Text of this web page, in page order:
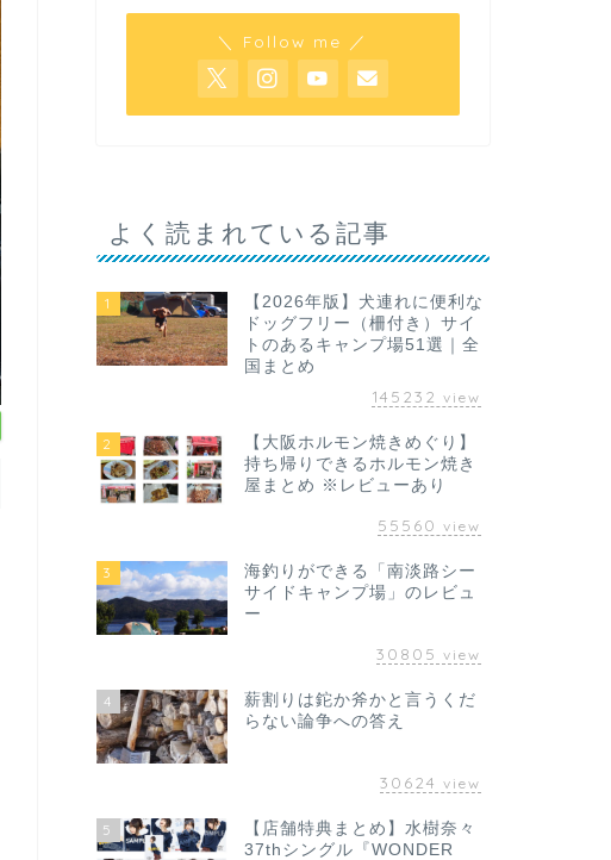
＼ Follow me ／
よく読まれている記事
1
【2026年版】犬連れに便利な
ドッグフリー（柵付き）サイ
トのあるキャンプ場51選｜全
国まとめ
145232 view
2
【大阪ホルモン焼きめぐり】
持ち帰りできるホルモン焼き
屋まとめ ※レビューあり
55560 view
3
海釣りができる「南淡路シー
サイドキャンプ場」のレビュ
ー
30805 view
4
薪割りは鉈か斧かと言うくだ
らない論争への答え
30624 view
5
【店舗特典まとめ】水樹奈々
37thシングル『WONDER